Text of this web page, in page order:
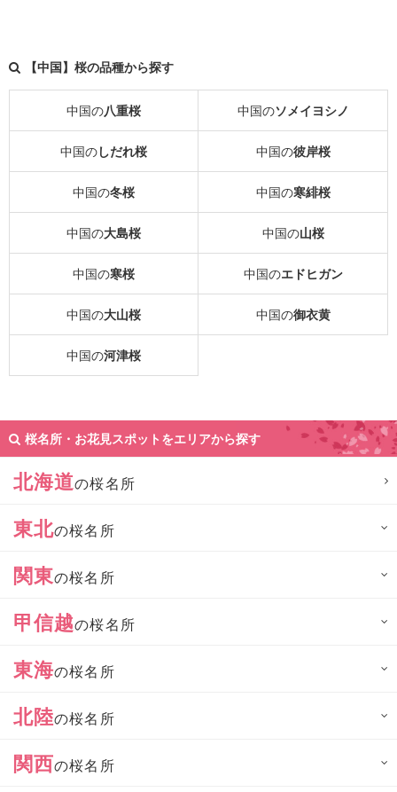
【中国】桜の品種から探す
中国の八重桜 中国のソメイヨシノ
中国のしだれ桜 中国の彼岸桜
中国の冬桜 中国の寒緋桜
中国の大島桜 中国の山桜
中国の寒桜 中国のエドヒガン
中国の大山桜 中国の御衣黄
中国の河津桜
桜名所・お花見スポットをエリアから探す
北海道の桜名所
東北の桜名所
関東の桜名所
甲信越の桜名所
東海の桜名所
北陸の桜名所
関西の桜名所